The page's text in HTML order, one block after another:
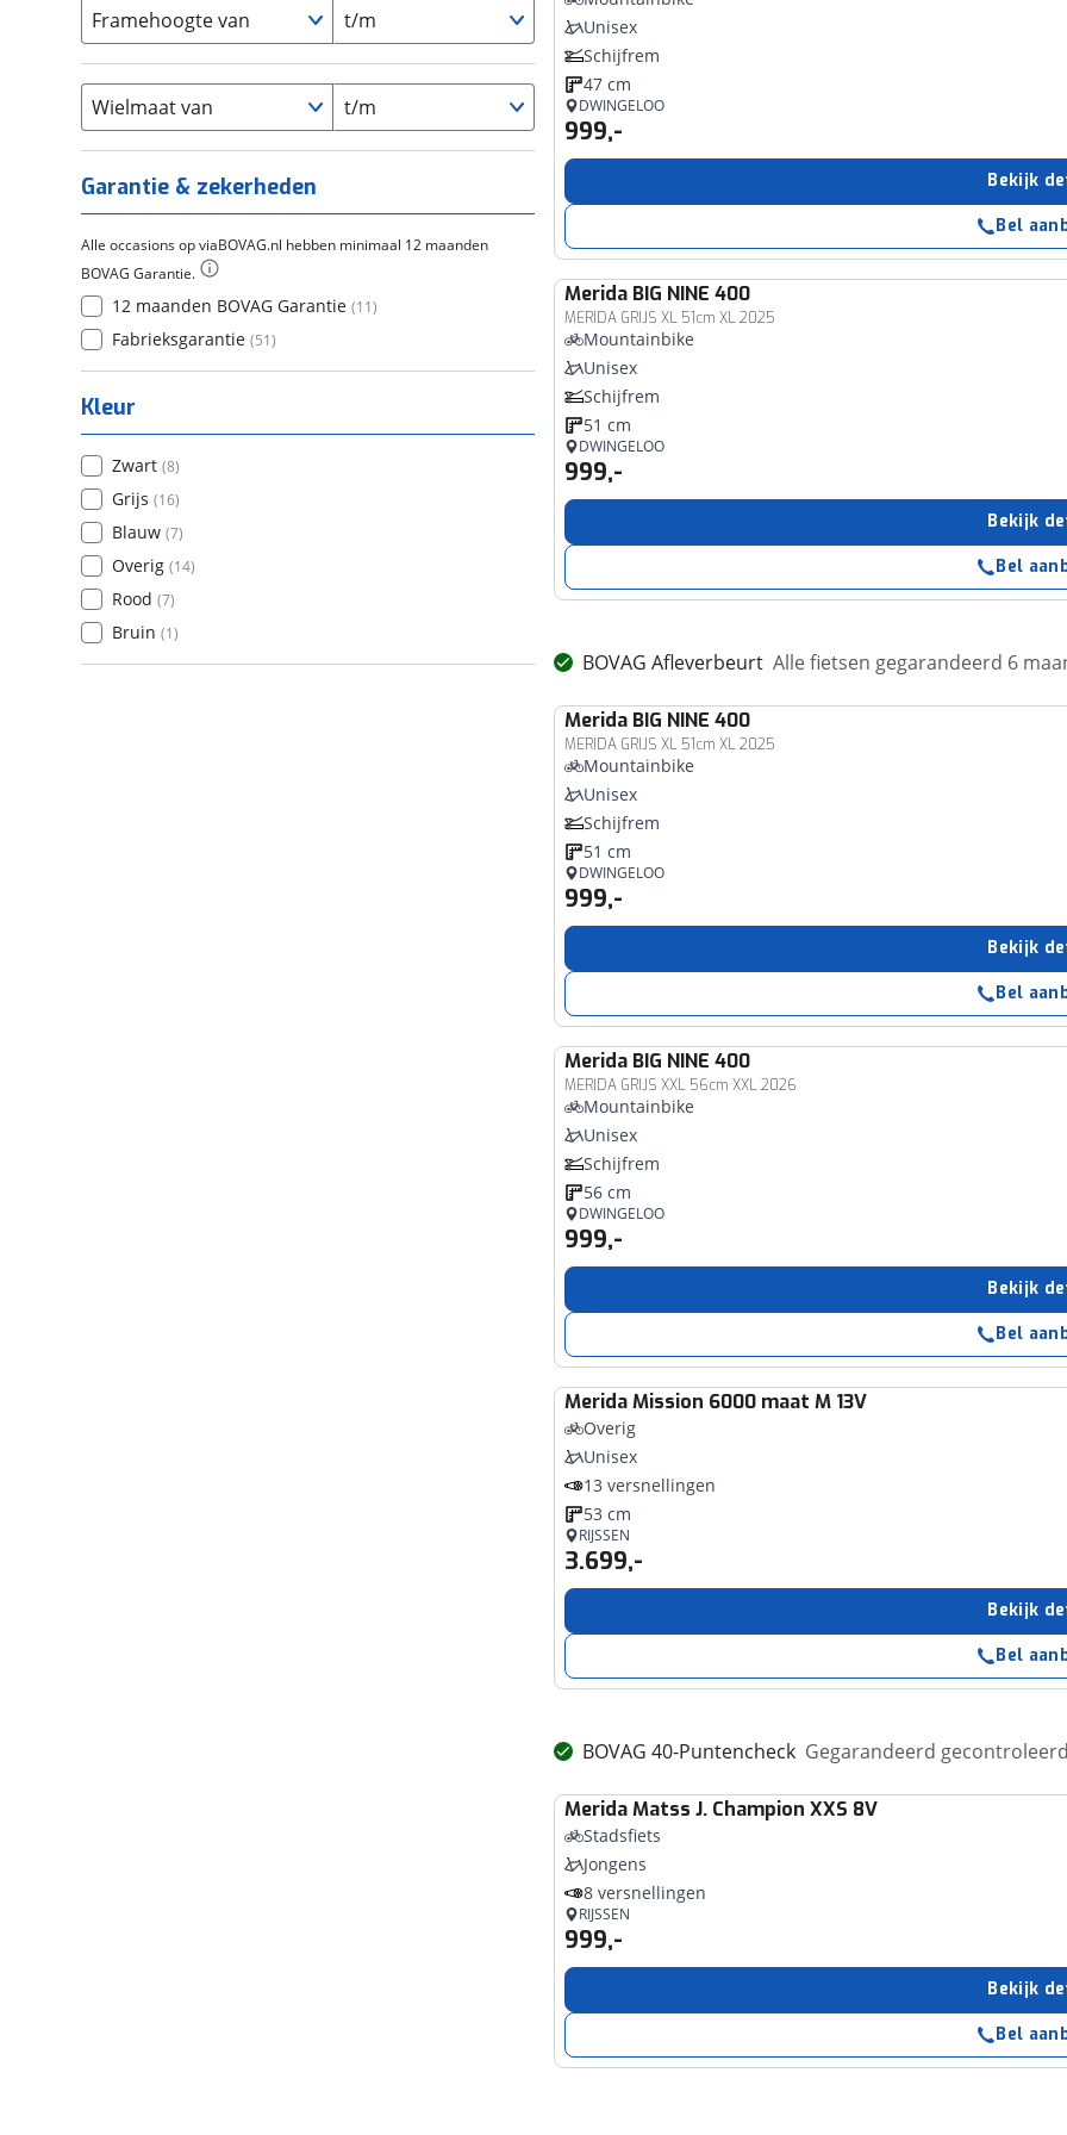
Cortina (0)
Flyer (0)
Overig ( 0)
15-20 (18)
21+
Chroom-molybdeen (0)
Scandium
Staal (1 )
Tica
Framehoogte van t/m
Wielmaat van t/m
Garantie & zekerheden
Alle occasions op viaBOVAG.nl hebben minimaal 12 maanden
BOVAG Garantie.
12 maanden BOVAG Garantie (11)
Fabrieksgarantie (51)
Kleur
Zwart (8)
Grijs (16)
Blauw (7)
Overig (14)
Rood (7)
Bruin (1)
Unisex
Schijfrem
47 cm
DWINGELOO
999,-
Bekijk
Bel
Merida BIG NINE 400
MERIDA GRIJS XL 51cm XL 2025
Mountainbike
Unisex
Schijfrem
51 cm
DWINGELOO
999,-
Bekijk
Bel
BOVAG Afleverbeurt Alle fietsen gegarandeerd 6
Merida BIG NINE 400
MERIDA GRIJS XL 51cm XL 2025
Mountainbike
Unisex
Schijfrem
51 cm
DWINGELOO
999,-
Bekijk
Bel
Merida BIG NINE 400
MERIDA GRIJS XXL 56cm XXL 2026
Mountainbike
Unisex
Schijfrem
56 cm
DWINGELOO
999,-
Bekijk
Bel
Merida Mission 6000 maat M 13V
Overig
Unisex
13 versnellingen
53 cm
RIJSSEN
3.699,-
Bekijk
Bel
BOVAG 40-Puntencheck Gegarandeerd
Merida Matss J. Champion XXS 8V
Stadsfiets
Jongens
8 versnellingen
RIJSSEN
999,-
Bekijk
Bel